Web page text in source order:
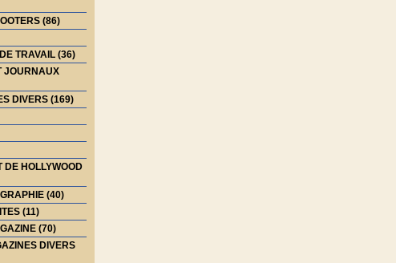
(86)
TRAVAIL (36)
JOURNAUX
DIVERS (169)
DE HOLLYWOOD
(40)
(11)
(70)
DIVERS